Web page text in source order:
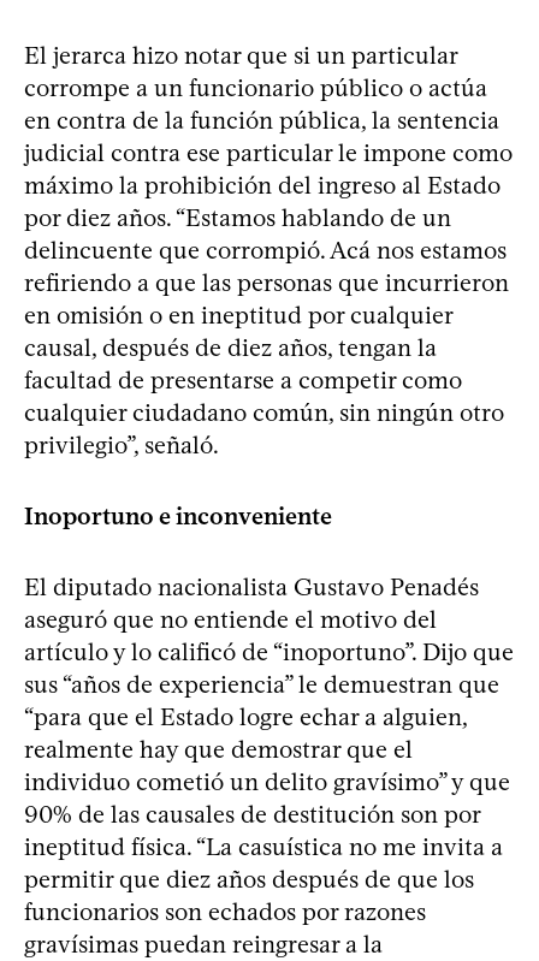
El jerarca hizo notar que si un particular
corrompe a un funcionario público o actúa
en contra de la función pública, la sentencia
judicial contra ese particular le impone como
máximo la prohibición del ingreso al Estado
por diez años. “Estamos hablando de un
delincuente que corrompió. Acá nos estamos
refiriendo a que las personas que incurrieron
en omisión o en ineptitud por cualquier
causal, después de diez años, tengan la
facultad de presentarse a competir como
cualquier ciudadano común, sin ningún otro
privilegio”, señaló.
Inoportuno e inconveniente
El diputado nacionalista Gustavo Penadés
aseguró que no entiende el motivo del
artículo y lo calificó de “inoportuno”. Dijo que
sus “años de experiencia” le demuestran que
“para que el Estado logre echar a alguien,
realmente hay que demostrar que el
individuo cometió un delito gravísimo” y que
90% de las causales de destitución son por
ineptitud física. “La casuística no me invita a
permitir que diez años después de que los
funcionarios son echados por razones
gravísimas puedan reingresar a la